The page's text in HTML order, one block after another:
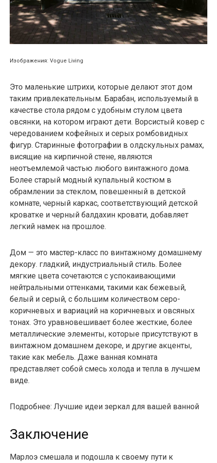
Изображения: Vogue Living
Это маленькие штрихи, которые делают этот дом
таким привлекательным. Барабан, используемый в
качестве стола рядом с удобным стулом цвета
овсянки, на котором играют дети. Ворсистый ковер с
чередованием кофейных и серых ромбовидных
фигур. Старинные фотографии в олдскульных рамах,
висящие на кирпичной стене, являются
неотъемлемой частью любого винтажного дома.
Более старый модный купальный костюм в
обрамлении за стеклом, повешенный в детской
комнате, черный каркас, соответствующий детской
кроватке и черный балдахин кровати, добавляет
легкий намек на прошлое.
Дом — это мастер-класс по винтажному домашнему
декору. гладкий, индустриальный стиль. Более
мягкие цвета сочетаются с успокаивающими
нейтральными оттенками, такими как бежевый,
белый и серый, с большим количеством серо-
коричневых и вариаций на коричневых и овсяных
тонах. Это уравновешивает более жесткие, более
металлические элементы, которые присутствуют в
винтажном домашнем декоре, и другие акценты,
такие как мебель. Даже ванная комната
представляет собой смесь холода и тепла в лучшем
виде.
Подробнее: Лучшие идеи зеркал для вашей ванной
Заключение
Марлоэ смешала и подошла к своему пути к